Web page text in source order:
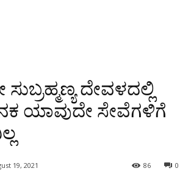
ಸುಬ್ರಹ್ಮಣ್ಯ ದೇವಳದಲ್ಲಿ
ಯಾವುದೇ ಸೇವೆಗಳಿಗೆ
19, 2021 0
86